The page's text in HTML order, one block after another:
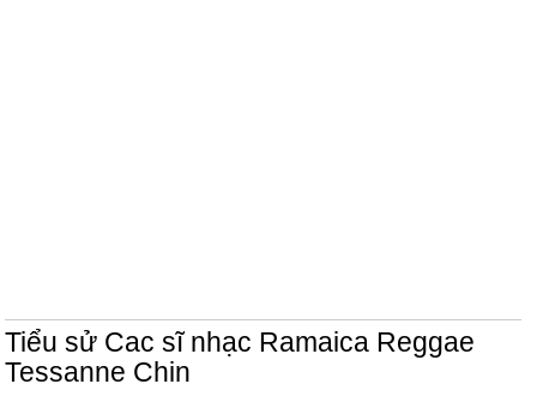
Tiểu sử Cac sĩ nhạc Ramaica Reggae
Tessanne Chin